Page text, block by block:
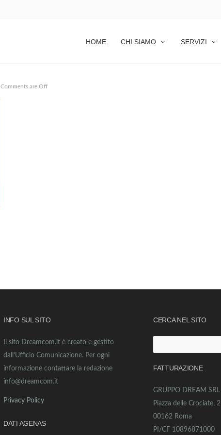
HOME CHI SIAMO SERVIZI
Comments are Off
INFO SUL SITO
Il sito Dreamcom.it è creato e gestito
dall’Ufficio Comunicazione. Per ogni
informazione contattare la redazione
info@dreamcom.it
Privacy Policy
DATI AGENAS
CERCA NEL SITO
per:
FATTURAZIONE
GRUPPO DREAM SRL
Piazza delle Crociate, 2
00162 Roma
PI/CF 10896871000